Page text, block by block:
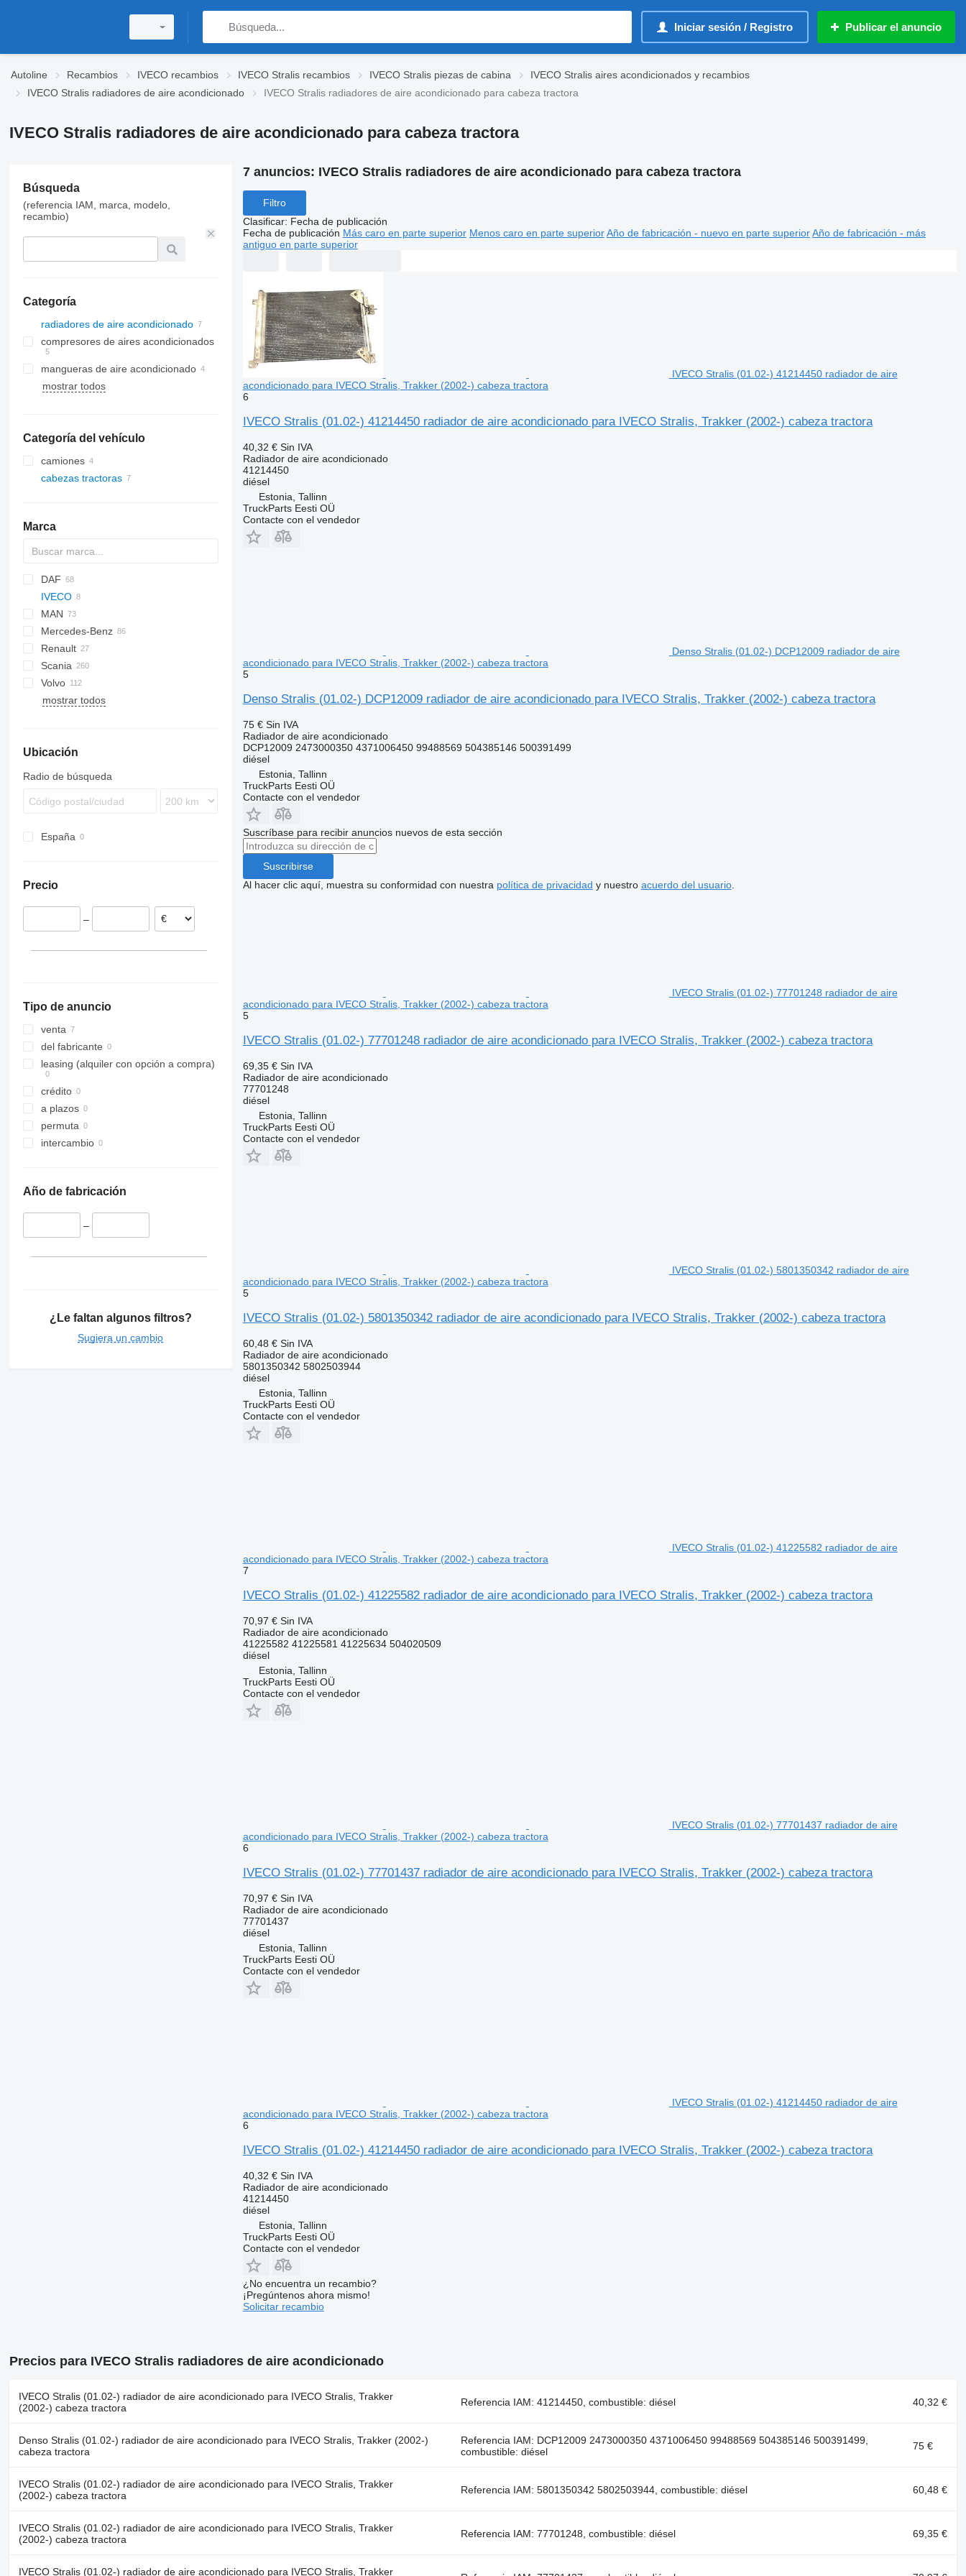
Iniciar sesión / Registro Publicar el anuncio
Autoline Recambios IVECO recambios IVECO Stralis recambios IVECO Stralis piezas de cabina
IVECO Stralis aires acondicionados y recambios
IVECO Stralis radiadores de aire acondicionado
IVECO Stralis radiadores de aire acondicionado para cabeza tractora
IVECO Stralis radiadores de aire acondicionado para cabeza tractora
Búsqueda
(referencia IAM, marca, modelo,
recambio)
Categoría
radiadores de aire acondicionado
compresores de aires acondicionados
mangueras de aire acondicionado
mostrar todos
Categoría del vehículo
camiones
cabezas tractoras
Marca
DAF
CF
LF
XF
IVECO
Stralis
Trakker
MAN
TGA
TGL
TGM
TGS
TGX
Mercedes-Benz
Actros
Antos
Arocs
Atego
Canter
Renault
Kerax
Magnum
Midlum
Scania
G-series
R-series
Volvo
B-series
FM
VNL
mostrar todos
Ubicación
Radio de búsqueda
España
Precio
–
Tipo de anuncio
venta
del fabricante
leasing (alquiler con opción a compra)
crédito
a plazos
permuta
intercambio
Año de fabricación
–
¿Le faltan algunos filtros?
Sugiera un cambio
7 anuncios: IVECO Stralis radiadores de aire acondicionado para cabeza tractora
Filtro
Clasificar: Fecha de publicación
Fecha de publicación Más caro en parte superior Menos caro en parte superior Año de fabricación - nuevo en parte superior Año de fabricación - más
antiguo en parte superior
IVECO Stralis (01.02-) 41214450 radiador de aire
acondicionado para IVECO Stralis, Trakker (2002-) cabeza tractora
6
IVECO Stralis (01.02-) 41214450 radiador de aire acondicionado para IVECO Stralis, Trakker (2002-) cabeza tractora
40,32 € Sin IVA
Radiador de aire acondicionado
41214450
diésel
Estonia, Tallinn
TruckParts Eesti OÜ
Contacte con el vendedor
Denso Stralis (01.02-) DCP12009 radiador de aire
acondicionado para IVECO Stralis, Trakker (2002-) cabeza tractora
5
Denso Stralis (01.02-) DCP12009 radiador de aire acondicionado para IVECO Stralis, Trakker (2002-) cabeza tractora
75 € Sin IVA
Radiador de aire acondicionado
DCP12009 2473000350 4371006450 99488569 504385146 500391499
diésel
Estonia, Tallinn
TruckParts Eesti OÜ
Contacte con el vendedor
Suscríbase para recibir anuncios nuevos de esta sección
Suscribirse
Al hacer clic aquí, muestra su conformidad con nuestra política de privacidad y nuestro acuerdo del usuario.
IVECO Stralis (01.02-) 77701248 radiador de aire
acondicionado para IVECO Stralis, Trakker (2002-) cabeza tractora
5
IVECO Stralis (01.02-) 77701248 radiador de aire acondicionado para IVECO Stralis, Trakker (2002-) cabeza tractora
69,35 € Sin IVA
Radiador de aire acondicionado
77701248
diésel
Estonia, Tallinn
TruckParts Eesti OÜ
Contacte con el vendedor
IVECO Stralis (01.02-) 5801350342 radiador de aire
acondicionado para IVECO Stralis, Trakker (2002-) cabeza tractora
5
IVECO Stralis (01.02-) 5801350342 radiador de aire acondicionado para IVECO Stralis, Trakker (2002-) cabeza tractora
60,48 € Sin IVA
Radiador de aire acondicionado
5801350342 5802503944
diésel
Estonia, Tallinn
TruckParts Eesti OÜ
Contacte con el vendedor
IVECO Stralis (01.02-) 41225582 radiador de aire
acondicionado para IVECO Stralis, Trakker (2002-) cabeza tractora
7
IVECO Stralis (01.02-) 41225582 radiador de aire acondicionado para IVECO Stralis, Trakker (2002-) cabeza tractora
70,97 € Sin IVA
Radiador de aire acondicionado
41225582 41225581 41225634 504020509
diésel
Estonia, Tallinn
TruckParts Eesti OÜ
Contacte con el vendedor
IVECO Stralis (01.02-) 77701437 radiador de aire
acondicionado para IVECO Stralis, Trakker (2002-) cabeza tractora
6
IVECO Stralis (01.02-) 77701437 radiador de aire acondicionado para IVECO Stralis, Trakker (2002-) cabeza tractora
70,97 € Sin IVA
Radiador de aire acondicionado
77701437
diésel
Estonia, Tallinn
TruckParts Eesti OÜ
Contacte con el vendedor
IVECO Stralis (01.02-) 41214450 radiador de aire
acondicionado para IVECO Stralis, Trakker (2002-) cabeza tractora
6
IVECO Stralis (01.02-) 41214450 radiador de aire acondicionado para IVECO Stralis, Trakker (2002-) cabeza tractora
40,32 € Sin IVA
Radiador de aire acondicionado
41214450
diésel
Estonia, Tallinn
TruckParts Eesti OÜ
Contacte con el vendedor
¿No encuentra un recambio?
¡Pregúntenos ahora mismo!
Solicitar recambio
Precios para IVECO Stralis radiadores de aire acondicionado
IVECO Stralis (01.02-) radiador de aire acondicionado para IVECO Stralis, Trakker
(2002-) cabeza tractora
Referencia IAM: 41214450, combustible: diésel 40,32 €
Denso Stralis (01.02-) radiador de aire acondicionado para IVECO Stralis, Trakker (2002-)
cabeza tractora
Referencia IAM: DCP12009 2473000350 4371006450 99488569 504385146 500391499,
combustible: diésel
75 €
IVECO Stralis (01.02-) radiador de aire acondicionado para IVECO Stralis, Trakker
(2002-) cabeza tractora
Referencia IAM: 5801350342 5802503944, combustible: diésel 60,48 €
IVECO Stralis (01.02-) radiador de aire acondicionado para IVECO Stralis, Trakker
(2002-) cabeza tractora
Referencia IAM: 77701248, combustible: diésel 69,35 €
IVECO Stralis (01.02-) radiador de aire acondicionado para IVECO Stralis, Trakker